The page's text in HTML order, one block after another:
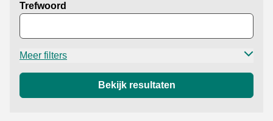
Trefwoord
Meer filters
Bekijk resultaten